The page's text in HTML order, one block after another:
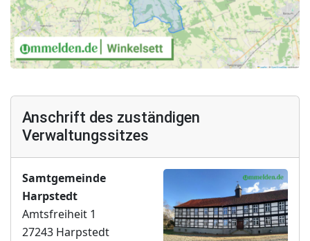
Anschrift des zuständigen
Verwaltungssitzes
Samtgemeinde
Harpstedt
Amtsfreiheit 1
27243 Harpstedt